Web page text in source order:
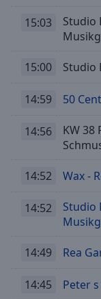
Fullscreen
window.
Beginning
window.
close
window.
15:03
Studio
15:00 Studio
14:59 50
14:56
KW 38
14:52 Wax -
14:52
Studio
14:49 Rea
14:45 Peter